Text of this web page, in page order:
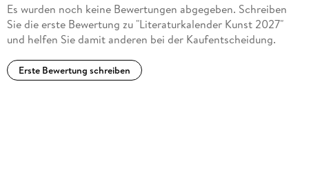
Es wurden noch keine Bewertungen abgegeben. Schreiben
Sie die erste Bewertung zu "Literaturkalender Kunst 2027"
und helfen Sie damit anderen bei der Kaufentscheidung.
Erste Bewertung schreiben